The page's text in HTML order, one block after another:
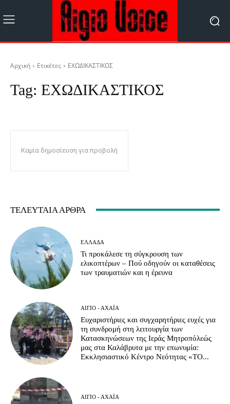
Αρχική Ετικέτες ΕΧΩΔΙΚΑΣΤΙΚΟΣ
Tag: ΕΧΩΔΙΚΑΣΤΙΚΟΣ
Καμία δημοσίευση για προβολή
ΤΕΛΕΥΤΑΊΑ ΆΡΘΡΑ
ΕΛΛΆΔΑ
Τι προκάλεσε τη σύγκρουση των
ελικοπτέρων – Πού οδηγούν οι καταθέσεις
των τραυματιών και η έρευνα
ΑΊΓΙΟ - ΑΧΑΪ́Α
Ευχαριστήριες και συγχαρητήριες ευχές για
τη συνδρομή στη λειτουργία των
Κατασκηνώσεων της Ιεράς Μητροπόλεώς
μας στα Καλάβρυτα με την επωνυμία:
Εκκλησιαστικό Κέντρο Νεότητας «ΤΟ...
ΑΊΓΙΟ - ΑΧΑΪ́Α